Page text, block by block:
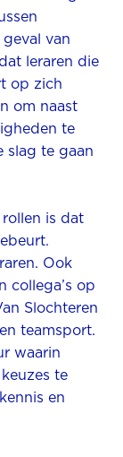
geval van
leraren die
op zich
om naast
te
slag te gaan
is dat
Ook
collega’s op
Slochteren
teamsport.
waarin
te
en